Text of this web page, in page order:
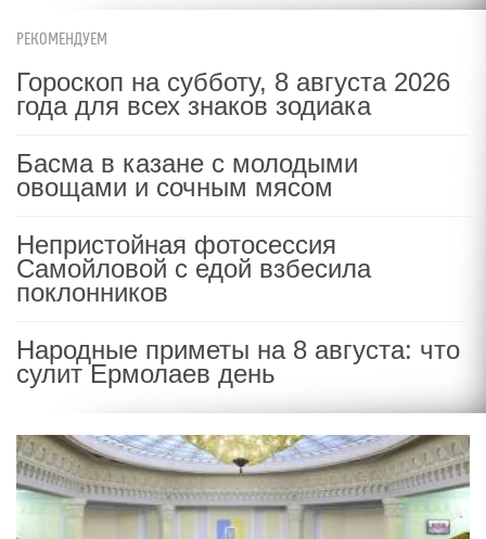
РЕКОМЕНДУЕМ
Гороскоп на субботу, 8 августа 2026
года для всех знаков зодиака
Басма в казане с молодыми
овощами и сочным мясом
Непристойная фотосессия
Самойловой с едой взбесила
поклонников
Народные приметы на 8 августа: что
сулит Ермолаев день